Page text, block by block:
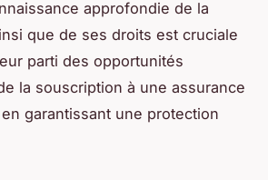
approfondie de la
que de ses droits est cruciale
parti des opportunités
la souscription à une assurance
garantissant une protection